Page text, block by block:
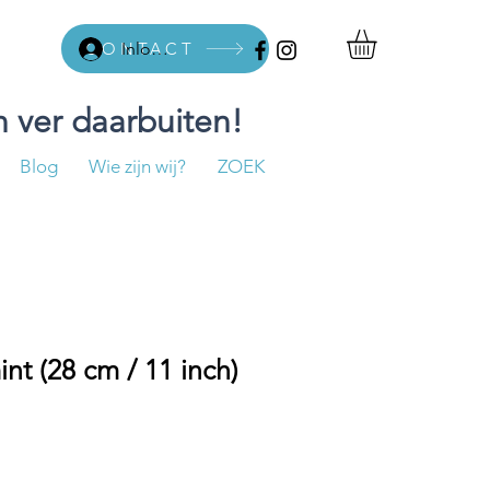
Inloggen
CONTACT
ver daarbuiten!
Blog Wie zijn wij? ZOEK
(28 cm / 11 inch)